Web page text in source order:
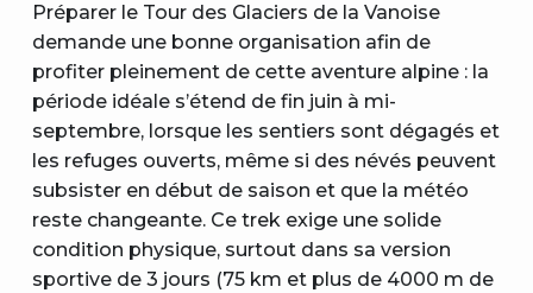
Préparer le Tour des Glaciers de la Vanoise
demande une bonne organisation afin de
profiter pleinement de cette aventure alpine : la
période idéale s’étend de fin juin à mi-
septembre, lorsque les sentiers sont dégagés et
les refuges ouverts, même si des névés peuvent
subsister en début de saison et que la météo
reste changeante. Ce trek exige une solide
condition physique, surtout dans sa version
sportive de 3 jours (75 km et plus de 4000 m de